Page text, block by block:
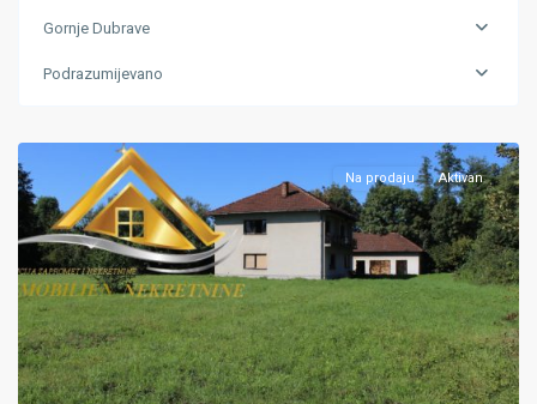
Gornje Dubrave
Podrazumijevano
Gornje
Na prodaju Aktivan